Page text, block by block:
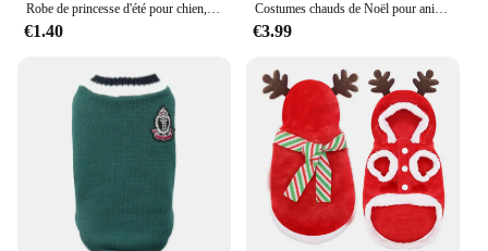
Robe de princesse d'été pour chien, jupe pour animal de compagnie chaton, nœud imprimé mignon, robes en dentelle pour petit et moyen chien, PupMED, Replyhuahua, déclin
€1.40
Costumes chauds de Noël pour animaux de compagnie, vêtements pour animaux de compagnie, combinaison par temps froid, petits chiens, chats, cosplay, hiver
€3.99